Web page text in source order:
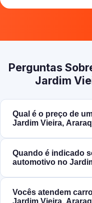
Perguntas
Jardim
Qual é o preço de
Jardim Vieira,
Quando é indicado
automotivo no
Vocês atendem
Jardim Vieira,